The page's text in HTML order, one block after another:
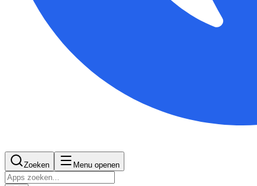
Zoeken Menu openen